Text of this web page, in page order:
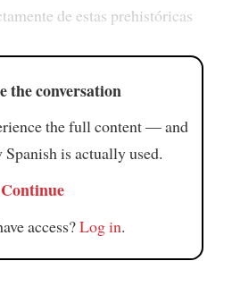
de estas prehistóricas
the conversation
the full content — and
Spanish is actually used.
Continue
access?Log in.